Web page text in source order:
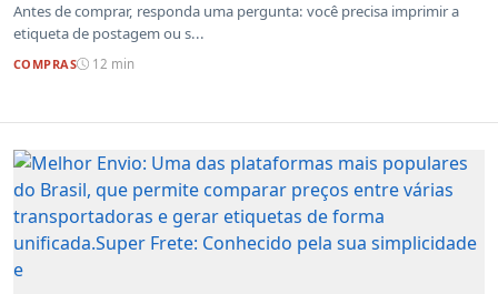
Antes de comprar, responda uma pergunta: você precisa imprimir a
etiqueta de postagem ou s...
COMPRAS 12 min